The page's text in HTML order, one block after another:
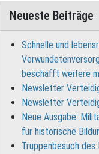
Neueste Beiträge
Schnelle und
beschafft weitere
Newsletter
Newsletter
Neue Ausgabe:
für historische
Truppenbesuch